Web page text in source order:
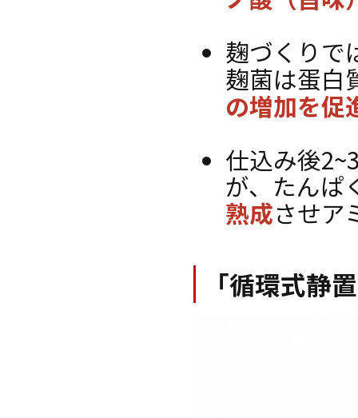
麹づくりで
麹菌は蛋白
の増加を促
仕込み後
が、たんぱ
熟成させア
「循環式静